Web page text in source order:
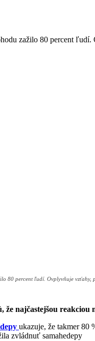
80 percent ľudí. Ovplyvňuje
že najčastejšou
ukazuje, že takmer 80
zvládnuť samahedepy